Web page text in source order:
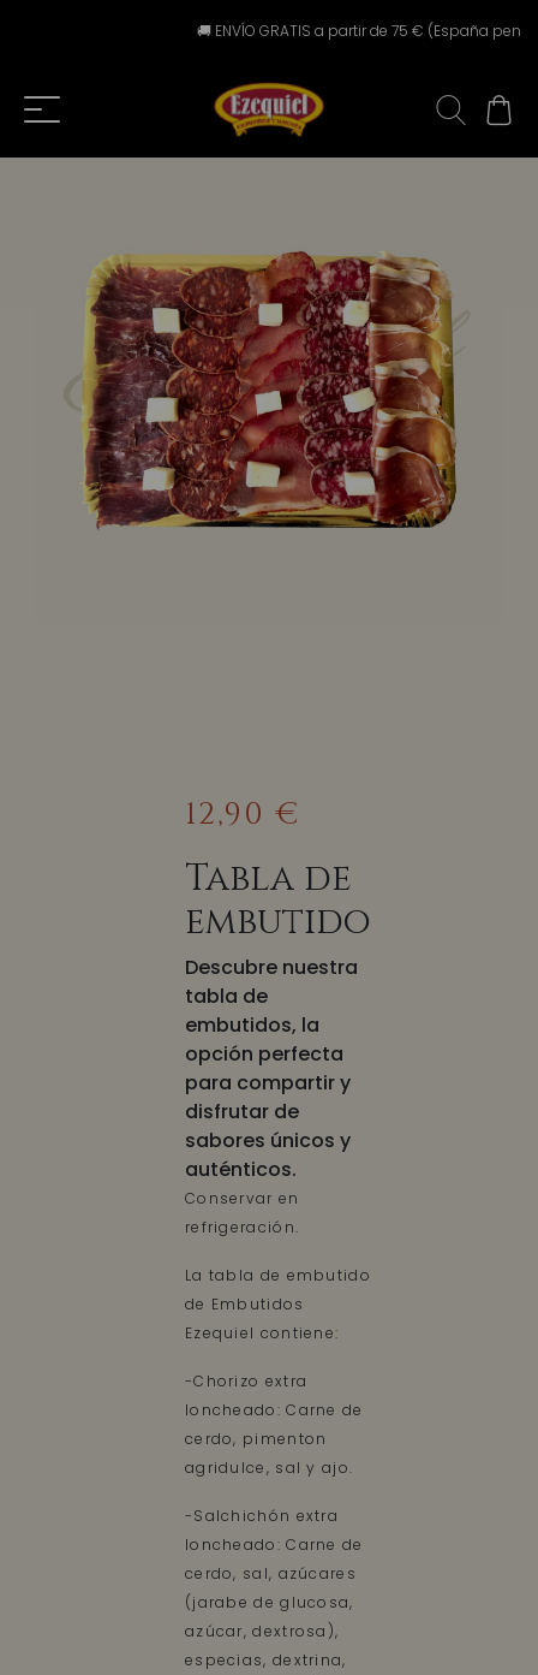
🚚 ENVÍO GRATIS a partir de 75 € (España
12,90 €
Tabla de
embutido
Descubre nuestra
tabla de
embutidos, la
opción perfecta
para compartir y
disfrutar de
sabores únicos y
auténticos.
Conservar en
refrigeración.
La tabla de embutido
de Embutidos
Ezequiel contiene:
-Chorizo extra
loncheado: Carne de
cerdo, pimenton
agridulce, sal y ajo.
-Salchichón extra
loncheado: Carne de
cerdo, sal, azúcares
(jarabe de glucosa,
azúcar, dextrosa),
especias, dextrina,